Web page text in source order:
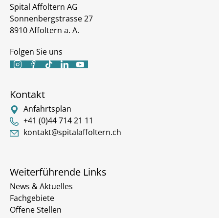
Spital Affoltern AG
Sonnenbergstrasse 27
8910 Affoltern a. A.
Folgen Sie uns
    
Kontakt
Anfahrtsplan
+41 (0)44 714 21 11
kontakt@spitalaffoltern.ch
Weiterführende Links
News & Aktuelles
Fachgebiete
Offene Stellen